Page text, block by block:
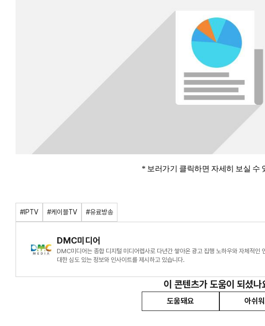
* 보러가기 클릭하면 자세히 보실 수
#IPTV #케이블TV #유료방송
DMC미디어
DMC미디어는 종합 디지털 미디어렙사로 다년간 쌓아온 광고 집행 노하우와 자체적인
대한 심도 있는 정보와 인사이트를 제시하고 있습니다.
이 콘텐츠가 도움이 되셨나
도움돼요 아쉬